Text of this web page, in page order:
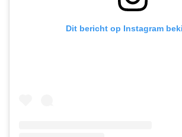
Dit bericht op Instagram